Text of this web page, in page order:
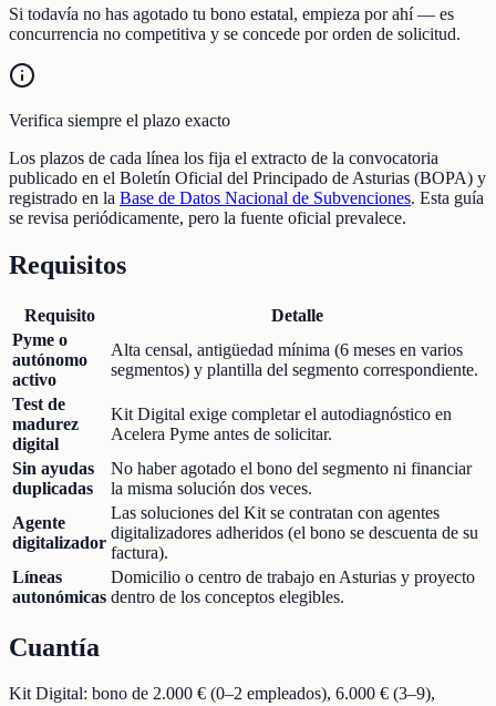
Si todavía no has agotado tu bono estatal, empieza por ahí — es
concurrencia no competitiva y se concede por orden de solicitud.
Verifica siempre el plazo exacto
Los plazos de cada línea los fija el extracto de la convocatoria
publicado en el Boletín Oficial del Principado de Asturias (BOPA) y
registrado en la Base de Datos Nacional de Subvenciones. Esta guía
se revisa periódicamente, pero la fuente oficial prevalece.
Requisitos
Requisito
Detalle
Pyme o
autónomo
activo
Alta censal, antigüedad mínima (6 meses en varios
segmentos) y plantilla del segmento correspondiente.
Test de
madurez
digital
Kit Digital exige completar el autodiagnóstico en
Acelera Pyme antes de solicitar.
Sin ayudas
duplicadas
No haber agotado el bono del segmento ni financiar
la misma solución dos veces.
Agente
digitalizador
Las soluciones del Kit se contratan con agentes
digitalizadores adheridos (el bono se descuenta de su
factura).
Líneas
autonómicas
Domicilio o centro de trabajo en Asturias y proyecto
dentro de los conceptos elegibles.
Cuantía
Kit Digital: bono de 2.000 € (0–2 empleados), 6.000 € (3–9),